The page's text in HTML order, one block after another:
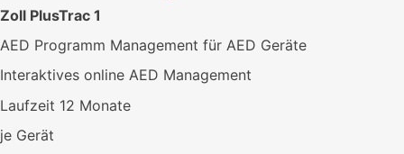
Zoll PlusTrac 1
AED Programm Management für AED Geräte
Interaktives online AED Management
Laufzeit 12 Monate
je Gerät